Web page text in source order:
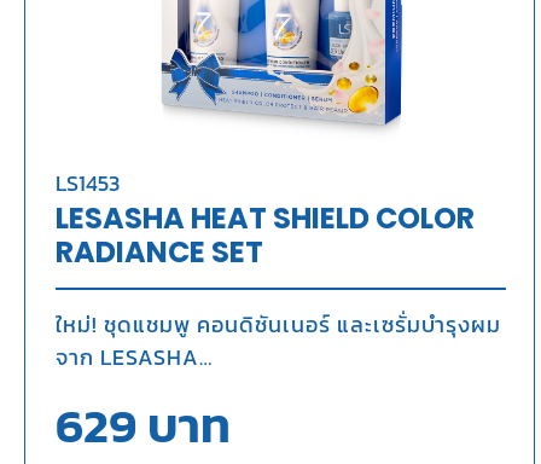
LS1453
LESASHA HEAT SHIELD COLOR
RADIANCE SET
ใหม่! ชุดแชมพู คอนดิชันเนอร์ และเซรั่มบำรุงผม
จาก LESASHA
ความร้อนและปกป้องสีผมให้ดูสดใส
629 บาท